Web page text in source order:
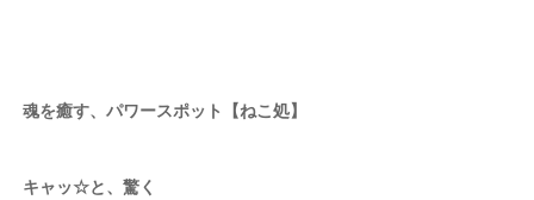
魂を癒す、パワースポット【ねこ処】
キャッ☆と、驚く